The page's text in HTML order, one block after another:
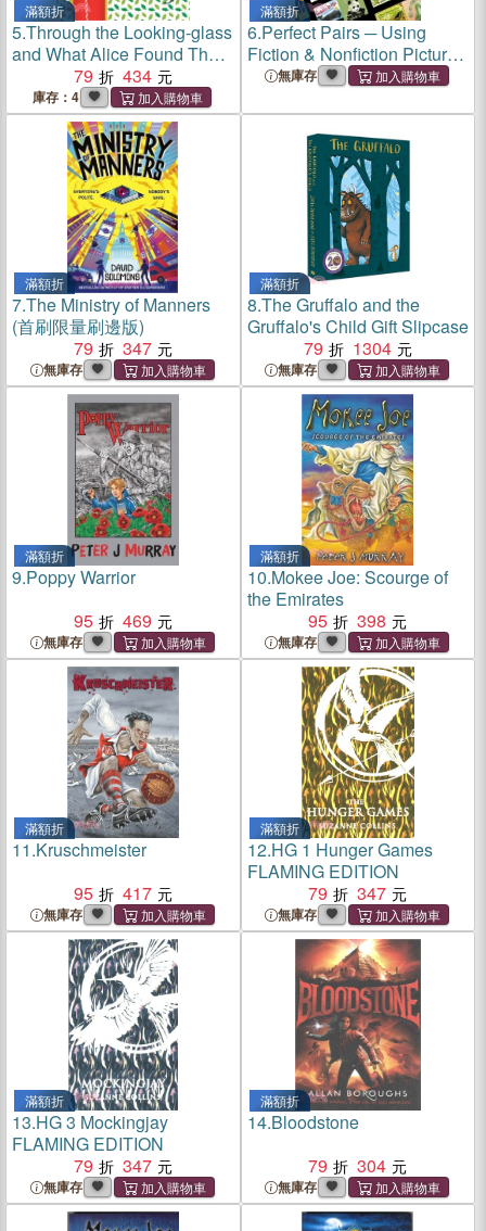
滿額折
5.Through the Looking-glass
and What Alice Found There
Festive Edition
79 434
庫存：4
滿額折
6.Perfect Pairs ─ Using
Fiction & Nonfiction Picture
Books to Teach Life
無庫存
滿額折
7.The Ministry of Manners
(首刷限量刷邊版)
79
347
無庫存
滿額折
8.The Gruffalo and the
Gruffalo's Child Gift Slipcase
79
1304
無庫存
滿額折
9.Poppy Warrior
95
469
無庫存
滿額折
10.Mokee Joe: Scourge of
the Emirates
95
398
無庫存
滿額折
11.Kruschmeister
95
417
無庫存
滿額折
12.HG 1 Hunger Games
FLAMING EDITION
79
347
無庫存
滿額折
13.HG 3 Mockingjay
FLAMING EDITION
79
347
無庫存
滿額折
14.Bloodstone
79
304
無庫存